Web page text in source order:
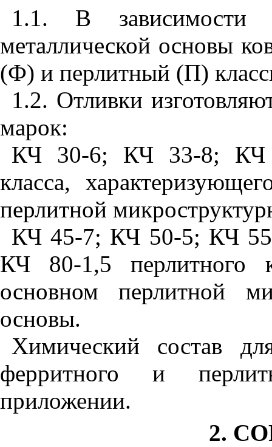
1.1. В зависимости
металлической основы
(Ф) и перлитный (П)
1.2. Отливки
марок:
КЧ 30-6; КЧ 33-8; КЧ
класса,
перлитной
КЧ 45-7; КЧ 50-5; КЧ
КЧ 80-1,5 перлитного
основном перлитной
основы.
Химический состав
ферритного и
приложении.
2.